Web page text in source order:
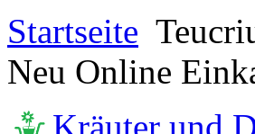
Startseite
Neu Online